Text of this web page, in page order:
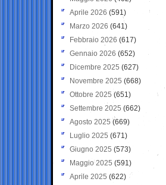
Aprile 2026 (591)
Marzo 2026 (641)
Febbraio 2026 (617)
Gennaio 2026 (652)
Dicembre 2025 (627)
Novembre 2025 (668)
Ottobre 2025 (651)
Settembre 2025 (662)
Agosto 2025 (669)
Luglio 2025 (671)
Giugno 2025 (573)
Maggio 2025 (591)
Aprile 2025 (622)